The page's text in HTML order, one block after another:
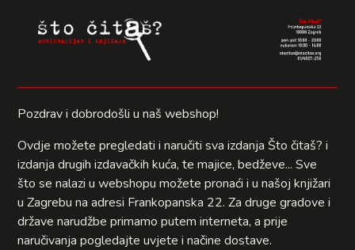
Pozdrav i dobrodošli u naš webshop!
Ovdje možete pregledati i naručiti sva izdanja Što čitaš? i
izdanja drugih izdavačkih kuća, te majice, bedževe... Sve
što se nalazi u webshopu možete pronaći i u našoj knjižari
u Zagrebu na adresi Frankopanska 22. Za druge gradove i
države narudžbe primamo putem interneta, a prije
naručivanja pogledajte uvjete i načine dostave.